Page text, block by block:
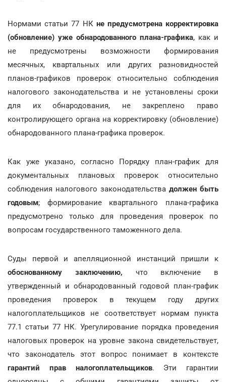
Нормами статьи 77 НК не предусмотрена корректировка
(обновление) уже обнародованного плана-графика, как и
не предусмотрены возможности формирования
месячных, квартальных или других разновидностей
планов-графиков проверок относительно соблюдения
налогового законодательства и не установлены сроки
для их обнародования, не закреплено право
контролирующего органа на корректировку (обновление)
обнародованного плана-графика проверок.
Как уже указано, согласно Порядку план-график для
документальных плановых проверок относительно
соблюдения налогового законодательства должен быть
годовым; формирование квартального плана-графика
предусмотрено только для проведения проверок по
вопросам государственного таможенного дела.
Суды первой и апелляционной инстанций пришли к
обоснованному заключению, что включение в
утвержденный и обнародованный годовой план-график
проведения проверок в текущем году других
налогоплательщиков не соответствует нормам пункта
77.1 статьи 77 НК. Урегулирование порядка проведения
налоговых проверок на уровне закона свидетельствует,
что законодатель этот вопрос понимает в контексте
гарантий прав налогоплательщиков. Эти гарантии